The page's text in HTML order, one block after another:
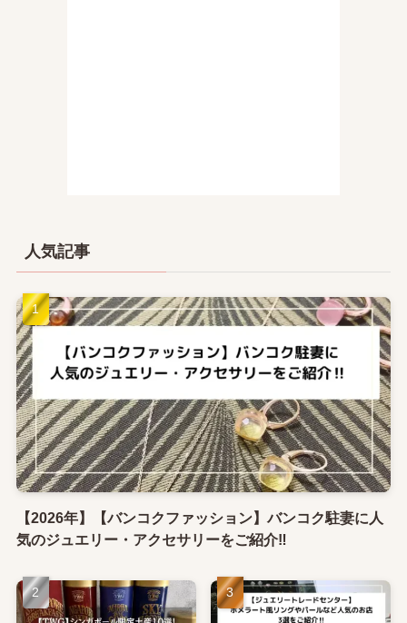
人気記事
【2026年】【バンコクファッション】バンコク駐妻に人
気のジュエリー・アクセサリーをご紹介‼